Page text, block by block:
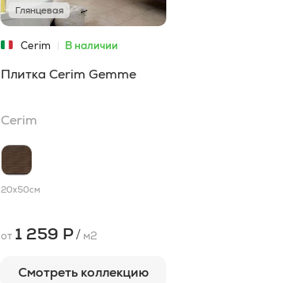
Глянцевая
Cerim В наличии
Плитка Cerim Gemme
Cerim
20x50см
от 1 259 Р/ м2
Смотреть коллекцию